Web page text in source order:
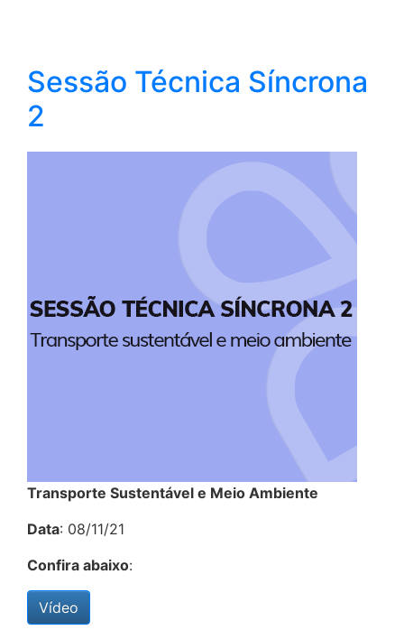
Sessão Técnica Síncrona
2
Transporte Sustentável e Meio Ambiente
Data: 08/11/21
Confira abaixo:
Vídeo